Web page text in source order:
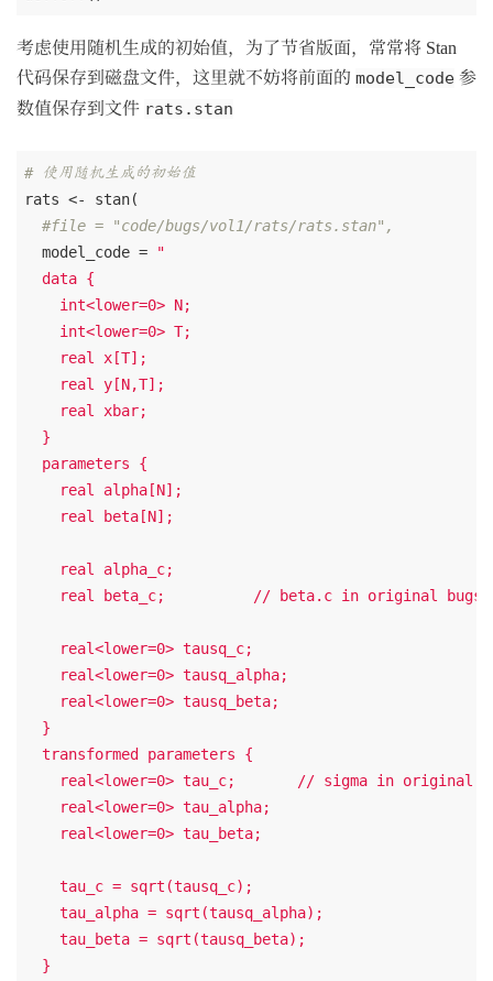
考虑使用随机生成的初始值，为了节省版面，常常将 Stan
代码保存到磁盘文件，这里就不妨将前面的 model_code 参
数值保存到文件 rats.stan
# 使用随机生成的初始值
rats <- stan(
#file = "code/bugs/vol1/rats/rats.stan",
  model_code =
"
  data {
    int<lower=0> N;
    int<lower=0> T;
    real x[T];
    real y[N,T];
    real xbar;
  }
  parameters {
    real alpha[N];
    real beta[N];
    real alpha_c;
real beta_c;          // beta.c in original bugs
    real<lower=0> tausq_c;
    real<lower=0> tausq_alpha;
    real<lower=0> tausq_beta;
  }
  transformed parameters {
real<lower=0> tau_c;       // sigma in original
    real<lower=0> tau_alpha;
    real<lower=0> tau_beta;
    tau_c = sqrt(tausq_c);
    tau_alpha = sqrt(tausq_alpha);
    tau_beta = sqrt(tausq_beta);
  }